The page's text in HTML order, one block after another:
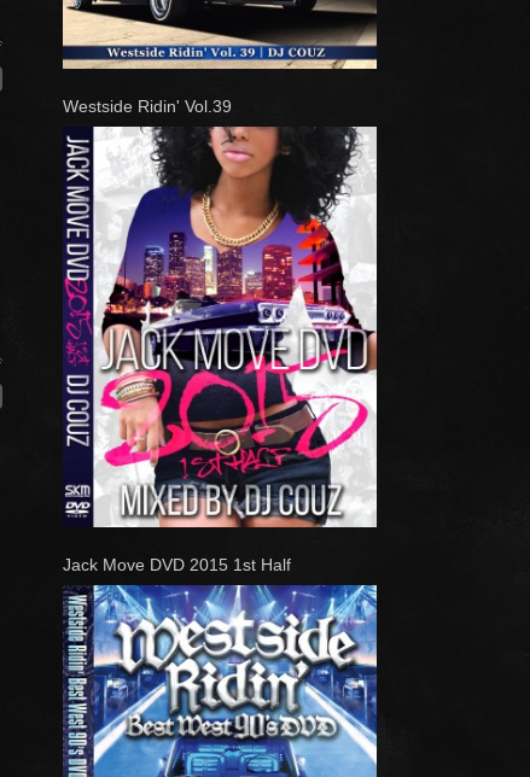
Westside Ridin' Vol.39
Jack Move DVD 2015 1st Half